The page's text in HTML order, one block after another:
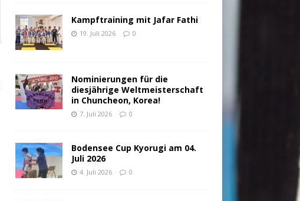
Kampftraining mit Jafar Fathi
19. Juli 2026 0
Nominierungen für die
diesjährige Weltmeisterschaft
in Chuncheon, Korea!
7. Juli 2026 0
Bodensee Cup Kyorugi am 04.
Juli 2026
4. Juli 2026 0